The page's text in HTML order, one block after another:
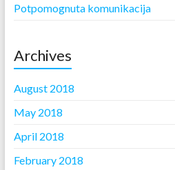
Potpomognuta komunikacija
Archives
August 2018
May 2018
April 2018
February 2018